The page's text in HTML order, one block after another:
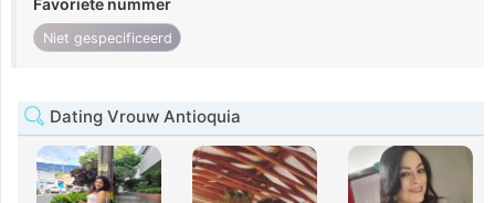
Favoriete nummer
Niet gespecificeerd
Dating Vrouw Antioquia